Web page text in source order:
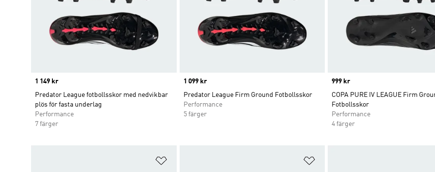
Price
1 149 kr
Predator League fotbollsskor med nedvikbar
plös för fasta underlag
Performance
7 färger
Price
1 099 kr
Predator League Firm Ground Fotbollsskor
Performance
5 färger
Price
999 kr
COPA PURE IV LEAGUE Firm
Fotbollsskor
Performance
4 färger